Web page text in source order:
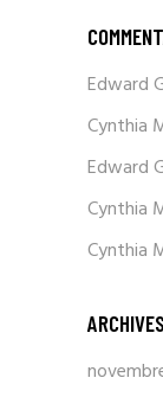
Edward
Cynthia
Edward
Cynthia
Cynthia
ARCHIVES